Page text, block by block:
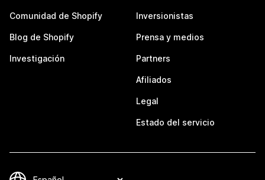
Comunidad de Shopify
Blog de Shopify
Investigación
Inversionistas
Prensa y medios
Partners
Afiliados
Legal
Estado del servicio